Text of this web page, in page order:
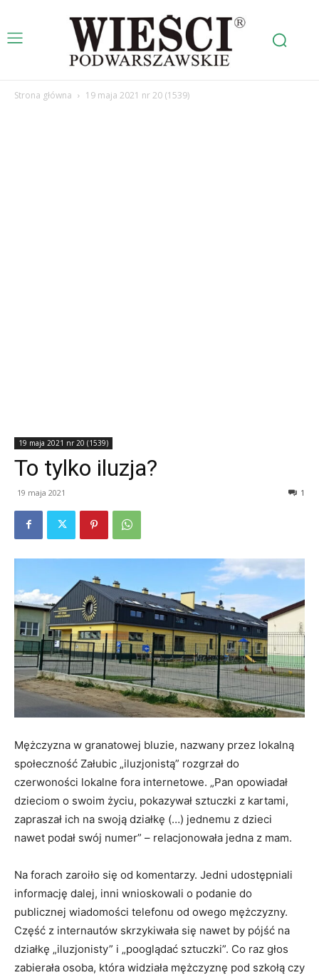
Strona główna 19 maja 2021 nr 20 (1539)
19 maja 2021 nr 20 (1539)
To tylko iluzja?
19 maja 2021 1
Mężczyzna w granatowej bluzie, nazwany przez lokalną
społeczność Załubic „iluzjonistą” rozgrzał do
czerwoności lokalne fora internetowe. „Pan opowiadał
dzieciom o swoim życiu, pokazywał sztuczki z kartami,
zapraszał ich na swoją działkę (…) jednemu z dzieci
nawet podał swój numer” – relacjonowała jedna z mam.
Na forach zaroiło się od komentarzy. Jedni udostępniali
informację dalej, inni wnioskowali o podanie do
publicznej wiadomości telefonu od owego mężczyzny.
Część z internautów skrzykiwała się nawet by pójść na
działkę „iluzjonisty” i „pooglądać sztuczki”. Co raz głos
zabierała osoba, która widziała mężczyznę pod szkołą czy